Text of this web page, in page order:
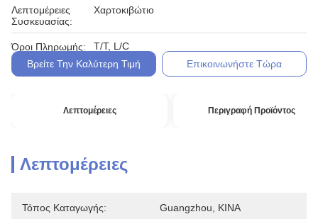
Λεπτομέρειες
Συσκευασίας:
Χαρτοκιβώτιο
Όροι Πληρωμής:
T/T, L/C
Βρείτε Την Καλύτερη Τιμή
Επικοινωνήστε Τώρα
Λεπτομέρειες Περιγραφή Προϊόντος
Λεπτομέρειες
Τόπος Καταγωγής: Guangzhou, ΚΙΝΑ